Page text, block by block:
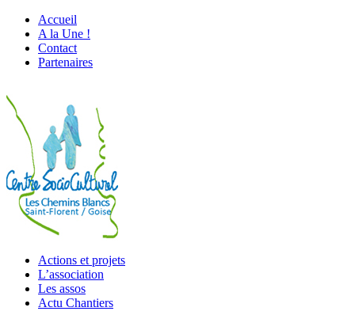
Accueil
A la Une !
Contact
Partenaires
Actions et projets
L’association
Les assos
Actu Chantiers